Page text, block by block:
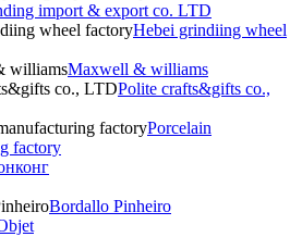
import & export co. LTD
Hebei grindiing wheel
Maxwell & williams
Polite crafts&gifts co.,
Porcelain
factory
Bordallo Pinheiro